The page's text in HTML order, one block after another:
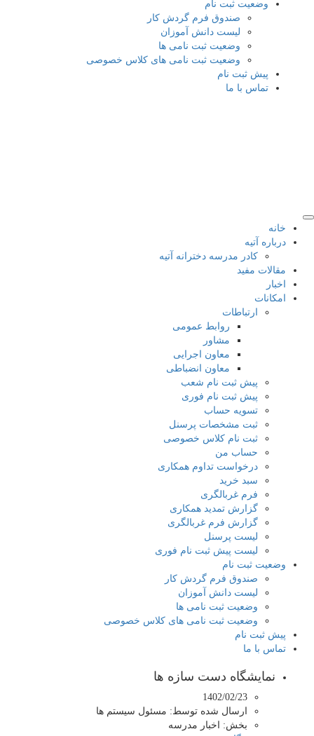
وضعیت ثبت نام
صندوق فرم گردش کار
لیست دانش آموزان
وضعیت ثبت نامی ها
وضعیت ثبت نامی های کلاس خصوصی
پیش ثبت نام
تماس با ما
خانه
درباره آتیه
کادر مدرسه دخترانه آتیه
مقالات مفید
اخبار
امکانات
ارتباطات
روابط عمومی
مشاور
معاون اجرایی
معاون انضباطی
پیش ثبت نام شعب
پیش ثبت نام فوری
تسویه حساب
ثبت مشخصات پرسنل
ثبت نام کلاس خصوصی
حساب من
درخواست تداوم همکاری
سبد خرید
فرم غربالگری
گزارش تمدید همکاری
گزارش فرم غربالگری
لیست پرسنل
لیست پیش ثبت نام فوری
وضعیت ثبت نام
صندوق فرم گردش کار
لیست دانش آموزان
وضعیت ثبت نامی ها
وضعیت ثبت نامی های کلاس خصوصی
پیش ثبت نام
تماس با ما
نمایشگاه دست سازه ها
1402/02/23
ارسال شده توسط: مسئول سیستم ها
بخش:
اخبار مدرسه